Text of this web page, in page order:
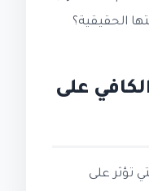
الحقيقية؟
على
تؤثر على